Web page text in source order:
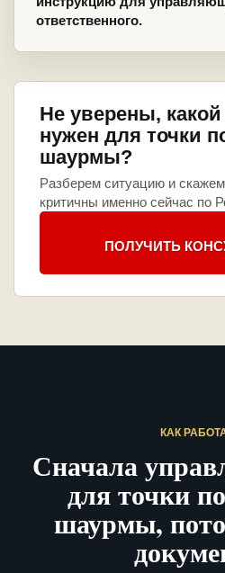
ответственного.
Не уверены,
нужен для точки
шаурмы?
Разберем ситуацию и
критичны именно сейчас по
ПОЛУЧИТЬ
КАК
Сначала
для точки
шаурмы,